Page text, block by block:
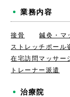
業務内容
接骨
鍼灸・マ
ストレッチポール
在宅訪問マッサー
トレーナー派遣
治療院